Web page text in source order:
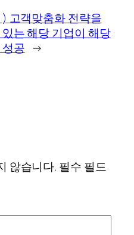
고객맞춤화 전략을
는 해당 기업이 해당
공 →
않습니다. 필수 필드